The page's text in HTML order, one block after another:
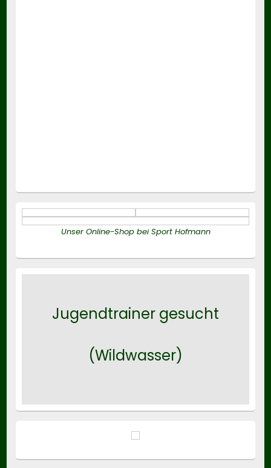
Unser Online-Shop bei Sport Hofmann
Jugendtrainer gesucht
(Wildwasser)